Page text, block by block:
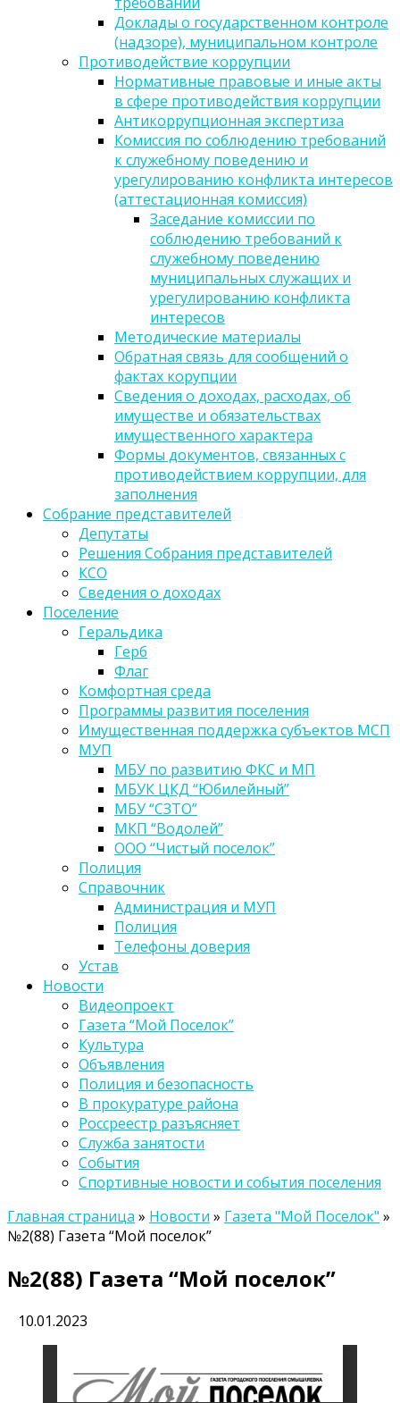
Доклады о государственном контроле
(надзоре), муниципальном контроле
Противодействие коррупции
Нормативные правовые и иные акты
в сфере противодействия коррупции
Антикоррупционная экспертиза
Комиссия по соблюдению требований
к служебному поведению и
урегулированию конфликта интересов
(аттестационная комиссия)
Заседание комиссии по
соблюдению требований к
служебному поведению
муниципальных служащих и
урегулированию конфликта
интересов
Методические материалы
Обратная связь для сообщений о
фактах корупции
Сведения о доходах, расходах, об
имуществе и обязательствах
имущественного характера
Формы документов, связанных с
противодействием коррупции, для
заполнения
Собрание представителей
Депутаты
Решения Собрания представителей
КСО
Сведения о доходах
Поселение
Геральдика
Герб
Флаг
Комфортная среда
Программы развития поселения
Имущественная поддержка субъектов МСП
МУП
МБУ по развитию ФКС и МП
МБУК ЦКД “Юбилейный”
МБУ “СЗТО”
МКП “Водолей”
ООО “Чистый поселок”
Полиция
Справочник
Администрация и МУП
Полиция
Телефоны доверия
Устав
Новости
Видеопроект
Газета “Мой Поселок”
Культура
Объявления
Полиция и безопасность
В прокуратуре района
Россреестр разъясняет
Служба занятости
События
Спортивные новости и события поселения
Главная страница » Новости » Газета "Мой Поселок" »
№2(88) Газета “Мой поселок”
№2(88) Газета “Мой поселок”
10.01.2023